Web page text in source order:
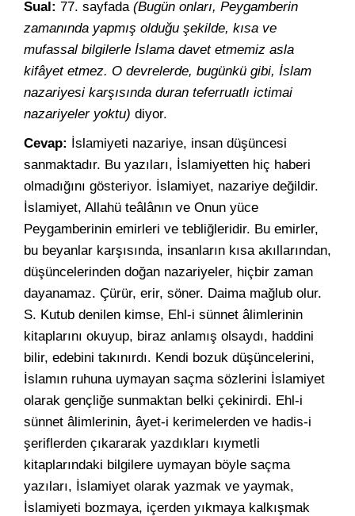
Sual: 77. sayfada(Bugün onları, Peygamberin
zamanında yapmış olduğu şekilde, kısa ve
mufassal bilgilerle İslama davet etmemiz asla
kifâyet etmez. O devrelerde, bugünkü gibi, İslam
nazariyesi karşısında duran teferruatlı ictimai
nazariyeler yoktu) diyor.
Cevap: İslamiyeti nazariye, insan düşüncesi
sanmaktadır. Bu yazıları, İslamiyetten hiç haberi
olmadığını gösteriyor. İslamiyet, nazariye değildir.
İslamiyet, Allahü teâlânın ve Onun yüce
Peygamberinin emirleri ve tebliğleridir. Bu emirler,
bu beyanlar karşısında, insanların kısa akıllarından,
düşüncelerinden doğan nazariyeler, hiçbir zaman
dayanamaz. Çürür, erir, söner. Daima mağlub olur.
S. Kutub denilen kimse, Ehl-i sünnet âlimlerinin
kitaplarını okuyup, biraz anlamış olsaydı, haddini
bilir, edebini takınırdı. Kendi bozuk düşüncelerini,
İslamın ruhuna uymayan saçma sözlerini İslamiyet
olarak gençliğe sunmaktan belki çekinirdi. Ehl-i
sünnet âlimlerinin, âyet-i kerimelerden ve hadis-i
şeriflerden çıkararak yazdıkları kıymetli
kitaplarındaki bilgilere uymayan böyle saçma
yazıları, İslamiyet olarak yazmak ve yaymak,
İslamiyeti bozmaya, içerden yıkmaya kalkışmak